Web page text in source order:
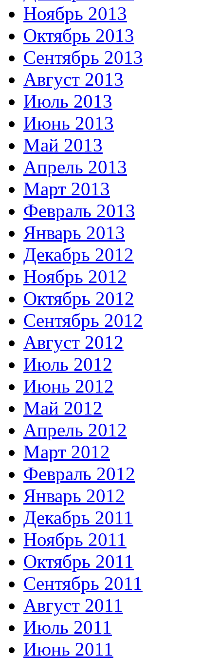
Ноябрь 2013
Октябрь 2013
Сентябрь 2013
Август 2013
Июль 2013
Июнь 2013
Май 2013
Апрель 2013
Март 2013
Февраль 2013
Январь 2013
Декабрь 2012
Ноябрь 2012
Октябрь 2012
Сентябрь 2012
Август 2012
Июль 2012
Июнь 2012
Май 2012
Апрель 2012
Март 2012
Февраль 2012
Январь 2012
Декабрь 2011
Ноябрь 2011
Октябрь 2011
Сентябрь 2011
Август 2011
Июль 2011
Июнь 2011